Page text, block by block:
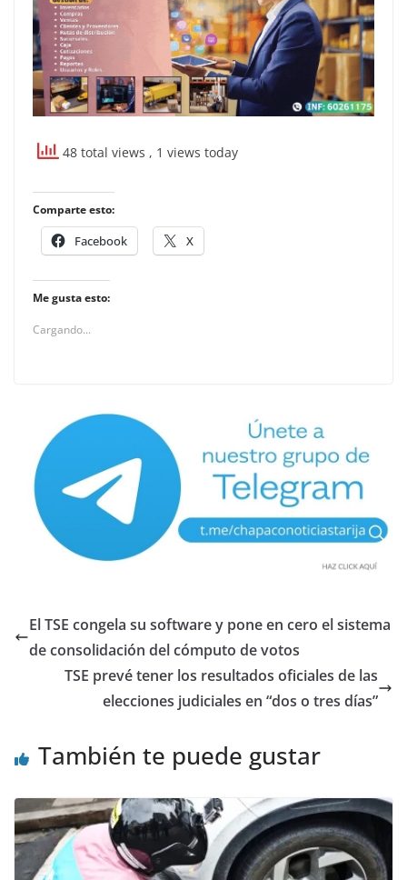
48 total views , 1 views today
Comparte esto:
Facebook X
Me gusta esto:
Cargando...
El TSE congela su software y pone en cero el sistema
de consolidación del cómputo de votos
TSE prevé tener los resultados oficiales de las
elecciones judiciales en “dos o tres días”
También te puede gustar